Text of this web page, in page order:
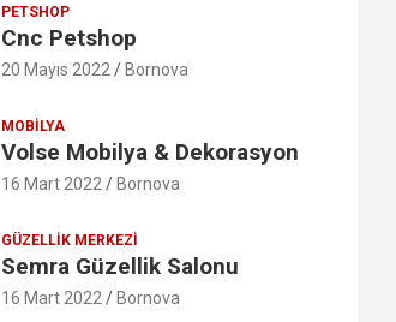
PETSHOP
Cnc Petshop
20 Mayıs 2022 Bornova
MOBILYA
Volse Mobilya & Dekorasyon
16 Mart 2022 Bornova
GÜZELLIK MERKEZI
Semra Güzellik Salonu
16 Mart 2022 Bornova